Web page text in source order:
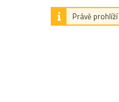
Právě prohlíží